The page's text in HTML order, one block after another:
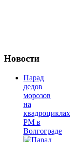
Новости
Парад
дедов
морозов
на
квадроциклах
РМ в
Волгограде